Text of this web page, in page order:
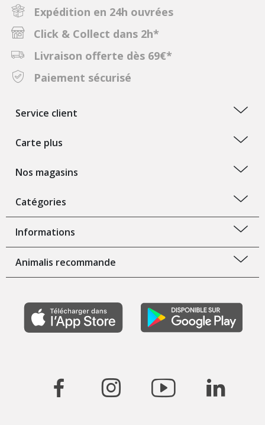
Expédition en 24h ouvrées
Click & Collect dans 2h*
Livraison offerte dès 69€*
Paiement sécurisé
Service client
Carte plus
Nos magasins
Catégories
Informations
Animalis recommande